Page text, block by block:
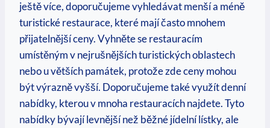
ještě více, doporučujeme⁢ vyhledávat‌ menší⁤ a méně‌
turistické restaurace, které mají často mnohem
přijatelnější‍ ceny.⁢ Vyhněte se restauracím
umístěným v nejrušnějších⁤ turistických oblastech
⁣nebo u ‌větších památek, ⁤protože zde ceny mohou
být výrazně vyšší. Doporučujeme také využít denní
nabídky,⁣ kterou ⁣v mnoha restauracích najdete.‍ Tyto
‍nabídky bývají levnější než běžné jídelní lístky,​ ale‌